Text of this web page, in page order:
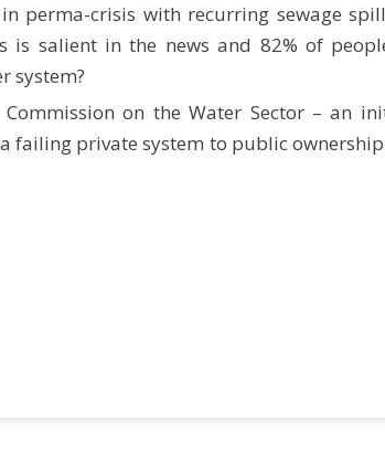
perma-crisis with recurring sewage
is salient in the news and 82% of
system?
on the Water Sector – an
failing private system to public